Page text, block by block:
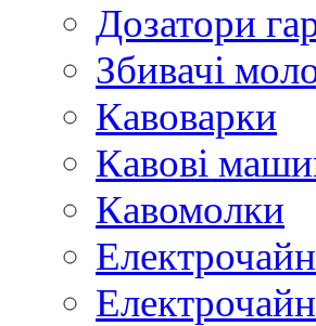
Дозатори
Збивачі
Кавоварки
Кавові
Кавомолки